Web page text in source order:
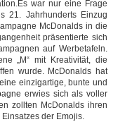
war nur eine Frage
21. Jahrhunderts Einzug
McDonalds in die
präsentierte sich
auf Werbetafeln.
„M“ mit Kreativität, die
wurde. McDonalds hat
einzigartige, bunte und
erwies sich als voller
zollten McDonalds ihren
der Emojis.